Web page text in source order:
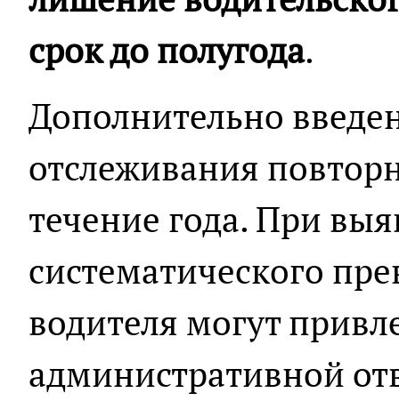
срок до полугода.
Дополнительно
отслеживания
течение года. При
систематического
водителя могут
административной